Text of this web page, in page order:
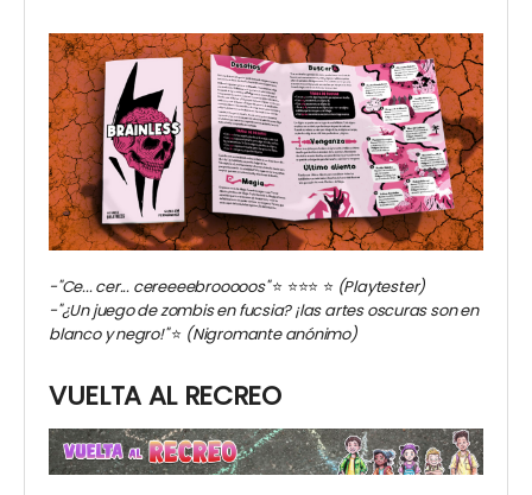
-"Ce... cer... cereeeebrooooos"⭐️ ⭐️⭐️⭐️ ⭐️ (Playtester)
-"¿Un juego de zombis en fucsia? ¡las artes oscuras son en
blanco y negro!"⭐️ (Nigromante anónimo)
VUELTA AL RECREO